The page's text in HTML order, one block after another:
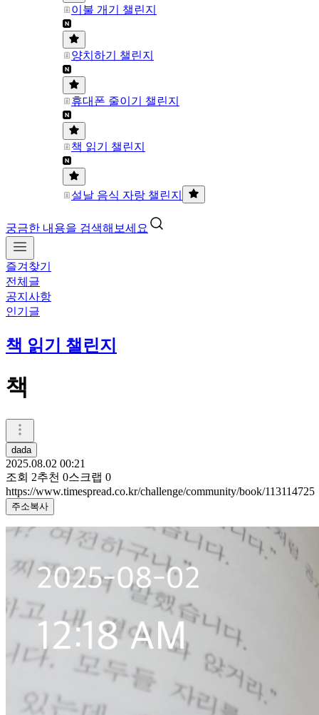
이불 개기 챌린지
양치하기 챌린지
휴대폰 줄이기 챌린지
책 읽기 챌린지
설날 음식 자랑 챌린지
궁금한 내용을 검색해보세요
즐겨찾기
전체글
공지사항
인기글
책 읽기 챌린지
책
dada
2025.08.02 00:21
조회 2추천 0스크랩 0
https://www.timespread.co.kr/challenge/community/book/113114725
주소복사